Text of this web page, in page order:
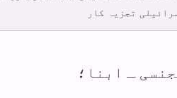
تجزیہ کار
ـ ابنا؛